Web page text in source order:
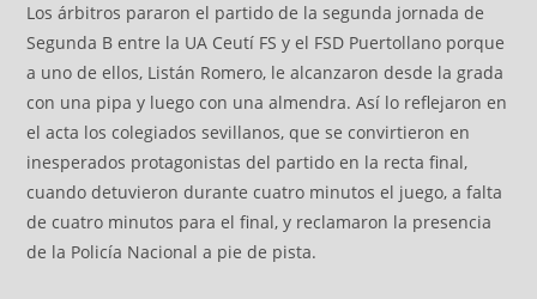
Los árbitros pararon el partido de la segunda jornada de
Segunda B entre la UA Ceutí FS y el FSD Puertollano porque
a uno de ellos, Listán Romero, le alcanzaron desde la grada
con una pipa y luego con una almendra. Así lo reflejaron en
el acta los colegiados sevillanos, que se convirtieron en
inesperados protagonistas del partido en la recta final,
cuando detuvieron durante cuatro minutos el juego, a falta
de cuatro minutos para el final, y reclamaron la presencia
de la Policía Nacional a pie de pista.